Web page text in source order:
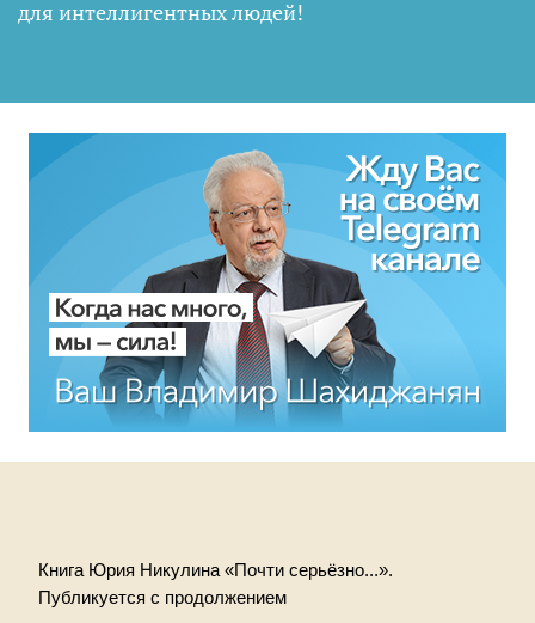
для интеллигентных людей!
Книга Юрия Никулина «Почти серьёзно...».
Публикуется с продолжением